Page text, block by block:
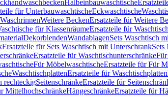
Halbeinbauwaschtische
für UnterbauwaschtischeEckwaschtische
Weitere BeckenErsatzteile für Weitere
für KlassenräumeErsatzteile für
DekorblendenWandablagenSets Waschtisch
Ersatzteile für Sets Waschtisch mit UnterschrankSets
Ersatzteile für Waschtischunterschränke
Für MöbelwaschtischeErsatzteile für Für
WaschtischplattenErsatzteile für Waschtischplatten
rechteckigSeitenschränkeErsatzteile für
MittelhochschränkeHängeschränkeErsatzteile für